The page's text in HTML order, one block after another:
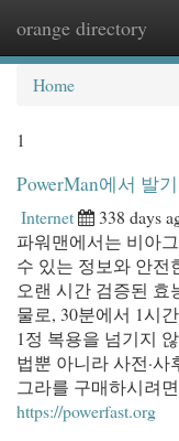
orange directory
Home
1
PowerMan에서 발
Internet 338 days
파워맨에서는 비아
수 있는 정보와 안전
오랜 시간 검증된
물로, 30분에서 1시
1정 복용을 넘기지
법뿐 아니라 사전·
그라를 구매하시려
https://powerfast.org